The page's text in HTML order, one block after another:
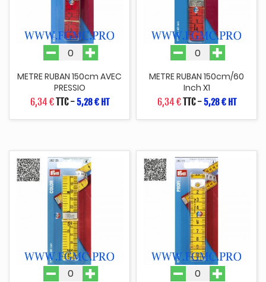
METRE RUBAN 150cm AVEC
PRESSIO
6,34 €TTC- 5,28 € HT
METRE RUBAN 150cm/60
Inch X1
6,34 €TTC- 5,28 € HT